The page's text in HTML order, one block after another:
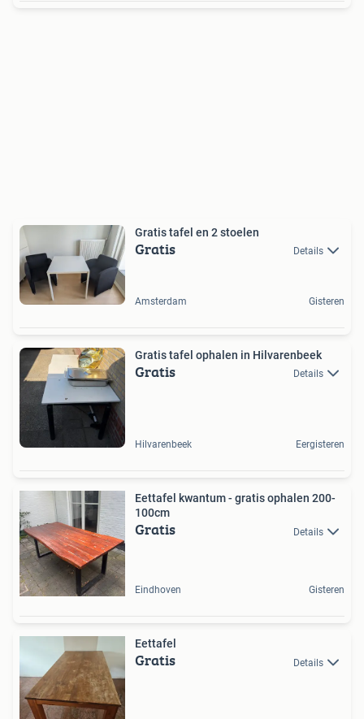
Gratis tafel en 2 stoelen
Gratis Details
Amsterdam Gisteren
Gratis tafel ophalen in Hilvarenbeek
Gratis Details
Hilvarenbeek Eergisteren
Eettafel kwantum - gratis ophalen 200-
100cm
Gratis Details
Eindhoven Gisteren
Eettafel
Gratis Details